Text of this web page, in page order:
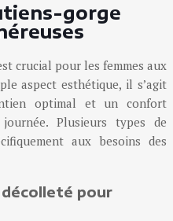
gorge
crucial pour les femmes aux
aspect esthétique, il s’agit
optimal et un confort
Plusieurs types de
aux besoins des
pour